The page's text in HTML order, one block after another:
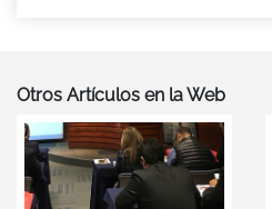
Otros Artículos en la Web